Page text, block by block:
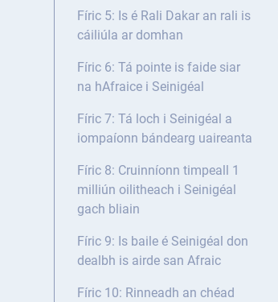
Fíric 5: Is é Rali Dakar an rali is
cáiliúla ar domhan
Fíric 6: Tá pointe is faide siar
na hAfraice i Seinigéal
Fíric 7: Tá loch i Seinigéal a
iompaíonn bándearg uaireanta
Fíric 8: Cruinníonn timpeall 1
milliún oilitheach i Seinigéal
gach bliain
Fíric 9: Is baile é Seinigéal don
dealbh is airde san Afraic
Fíric 10: Rinneadh an chéad